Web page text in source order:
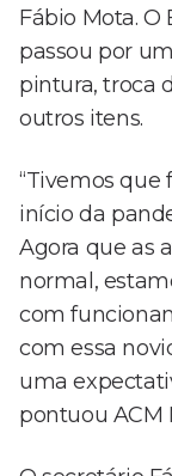
Fábio Mota.
passou por
pintura, troca
outros itens.
“Tivemos que
início da
Agora que as
normal,
com
com essa
uma
pontuou ACM